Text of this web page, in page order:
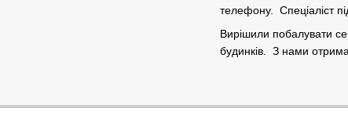
телефону. Спеціаліст
Вирішили побалувати
будинків. З нами